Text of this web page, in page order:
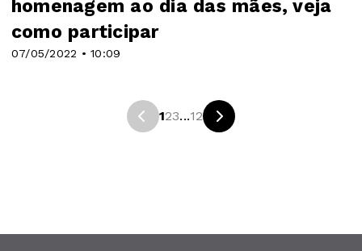
07/05/2022 • 10:09
homenagem ao dia das mães, veja
como participar
123...12